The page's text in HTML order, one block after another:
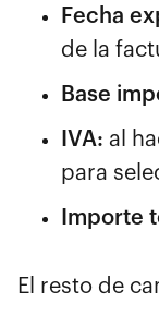
Fecha
de la
Base
IVA: al
para
Importe
El resto de